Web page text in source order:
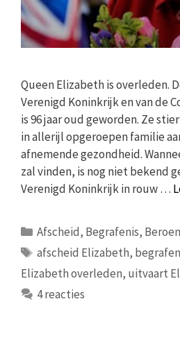
Queen Elizabeth is overleden.
Verenigd Koninkrijk en van de
is 96 jaar oud geworden. Ze
in allerijl opgeroepen familie
afnemende gezondheid.
zal vinden, is nog niet bekend
Verenigd Koninkrijk in rouw …
Categorieën
Afscheid, Begrafenis,
Tags
afscheid Elizabeth,
Elizabeth overleden, uitvaart
4 reacties